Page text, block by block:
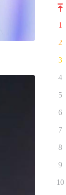
1
2
3
4
5
6
7
8
9
10